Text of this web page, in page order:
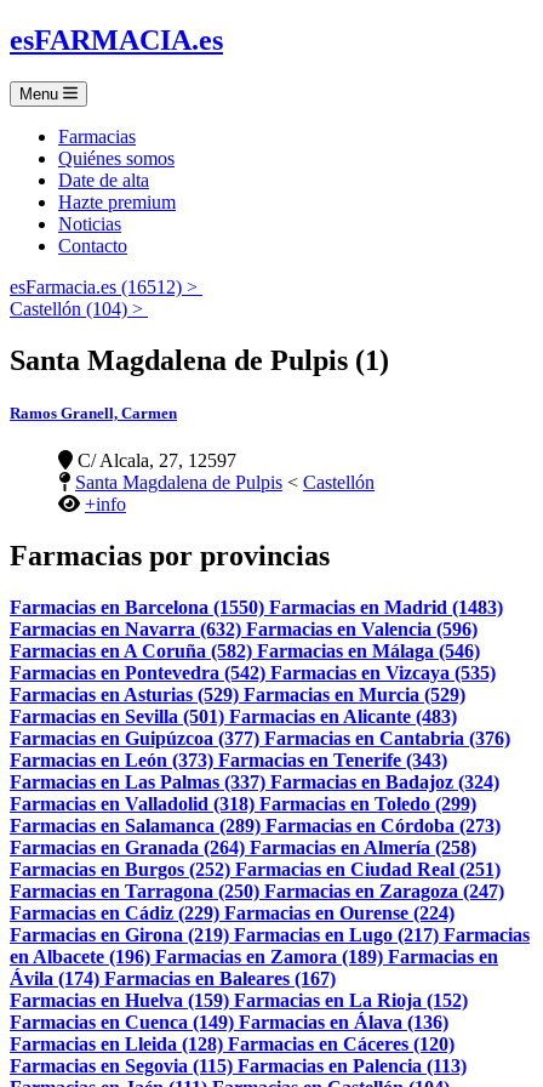
esFARMACIA.es
Menu
Farmacias
Quiénes somos
Date de alta
Hazte premium
Noticias
Contacto
esFarmacia.es (16512) >
Castellón (104) >
Santa Magdalena de Pulpis (1)
Ramos Granell, Carmen
C/ Alcala, 27, 12597
Santa Magdalena de Pulpis < Castellón
+info
Farmacias por provincias
Farmacias en Barcelona (1550) Farmacias en Madrid (1483)
Farmacias en Navarra (632) Farmacias en Valencia (596)
Farmacias en A Coruña (582) Farmacias en Málaga (546)
Farmacias en Pontevedra (542) Farmacias en Vizcaya (535)
Farmacias en Asturias (529) Farmacias en Murcia (529)
Farmacias en Sevilla (501) Farmacias en Alicante (483)
Farmacias en Guipúzcoa (377) Farmacias en Cantabria (376)
Farmacias en León (373) Farmacias en Tenerife (343)
Farmacias en Las Palmas (337) Farmacias en Badajoz (324)
Farmacias en Valladolid (318) Farmacias en Toledo (299)
Farmacias en Salamanca (289) Farmacias en Córdoba (273)
Farmacias en Granada (264) Farmacias en Almería (258)
Farmacias en Burgos (252) Farmacias en Ciudad Real (251)
Farmacias en Tarragona (250) Farmacias en Zaragoza (247)
Farmacias en Cádiz (229) Farmacias en Ourense (224)
Farmacias en Girona (219) Farmacias en Lugo (217) Farmacias
en Albacete (196) Farmacias en Zamora (189) Farmacias en
Ávila (174) Farmacias en Baleares (167)
Farmacias en Huelva (159) Farmacias en La Rioja (152)
Farmacias en Cuenca (149) Farmacias en Álava (136)
Farmacias en Lleida (128) Farmacias en Cáceres (120)
Farmacias en Segovia (115) Farmacias en Palencia (113)